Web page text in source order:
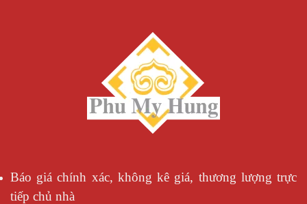
Báo giá chính xác, không kê giá, thương lượng trực
tiếp chủ nhà